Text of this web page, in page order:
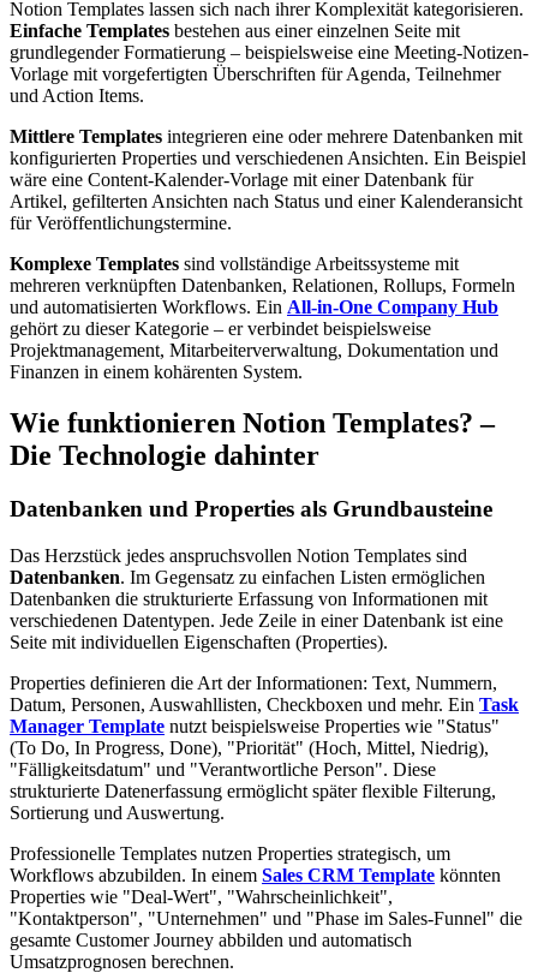
Notion Templates lassen sich nach ihrer Komplexität kategorisieren.
Einfache Templates bestehen aus einer einzelnen Seite mit
grundlegender Formatierung – beispielsweise eine Meeting-Notizen-
Vorlage mit vorgefertigten Überschriften für Agenda, Teilnehmer
und Action Items.
Mittlere Templates integrieren eine oder mehrere Datenbanken mit
konfigurierten Properties und verschiedenen Ansichten. Ein Beispiel
wäre eine Content-Kalender-Vorlage mit einer Datenbank für
Artikel, gefilterten Ansichten nach Status und einer Kalenderansicht
für Veröffentlichungstermine.
Komplexe Templates sind vollständige Arbeitssysteme mit
mehreren verknüpften Datenbanken, Relationen, Rollups, Formeln
und automatisierten Workflows. Ein All-in-One Company Hub
gehört zu dieser Kategorie – er verbindet beispielsweise
Projektmanagement, Mitarbeiterverwaltung, Dokumentation und
Finanzen in einem kohärenten System.
Wie funktionieren Notion Templates? –
Die Technologie dahinter
Datenbanken und Properties als Grundbausteine
Das Herzstück jedes anspruchsvollen Notion Templates sind
Datenbanken. Im Gegensatz zu einfachen Listen ermöglichen
Datenbanken die strukturierte Erfassung von Informationen mit
verschiedenen Datentypen. Jede Zeile in einer Datenbank ist eine
Seite mit individuellen Eigenschaften (Properties).
Properties definieren die Art der Informationen: Text, Nummern,
Datum, Personen, Auswahllisten, Checkboxen und mehr. Ein Task
Manager Template nutzt beispielsweise Properties wie "Status"
(To Do, In Progress, Done), "Priorität" (Hoch, Mittel, Niedrig),
"Fälligkeitsdatum" und "Verantwortliche Person". Diese
strukturierte Datenerfassung ermöglicht später flexible Filterung,
Sortierung und Auswertung.
Professionelle Templates nutzen Properties strategisch, um
Workflows abzubilden. In einem Sales CRM Template könnten
Properties wie "Deal-Wert", "Wahrscheinlichkeit",
"Kontaktperson", "Unternehmen" und "Phase im Sales-Funnel" die
gesamte Customer Journey abbilden und automatisch
Umsatzprognosen berechnen.